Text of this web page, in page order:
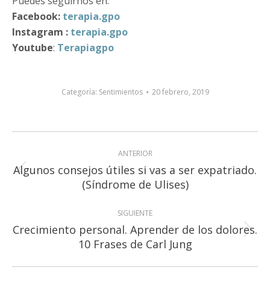
Facebook: terapia.gpo
Instagram : terapia.gpo
Youtube: Terapiagpo
Categoría: Sentimientos 20 febrero, 2019
entre
publicaciones
ANTERIOR
Publicación
anterior:
Algunos consejos útiles si vas a ser expatriado.
(Síndrome de Ulises)
SIGUIENTE
Publicación
siguiente:
Crecimiento personal. Aprender de los dolores.
10 Frases de Carl Jung